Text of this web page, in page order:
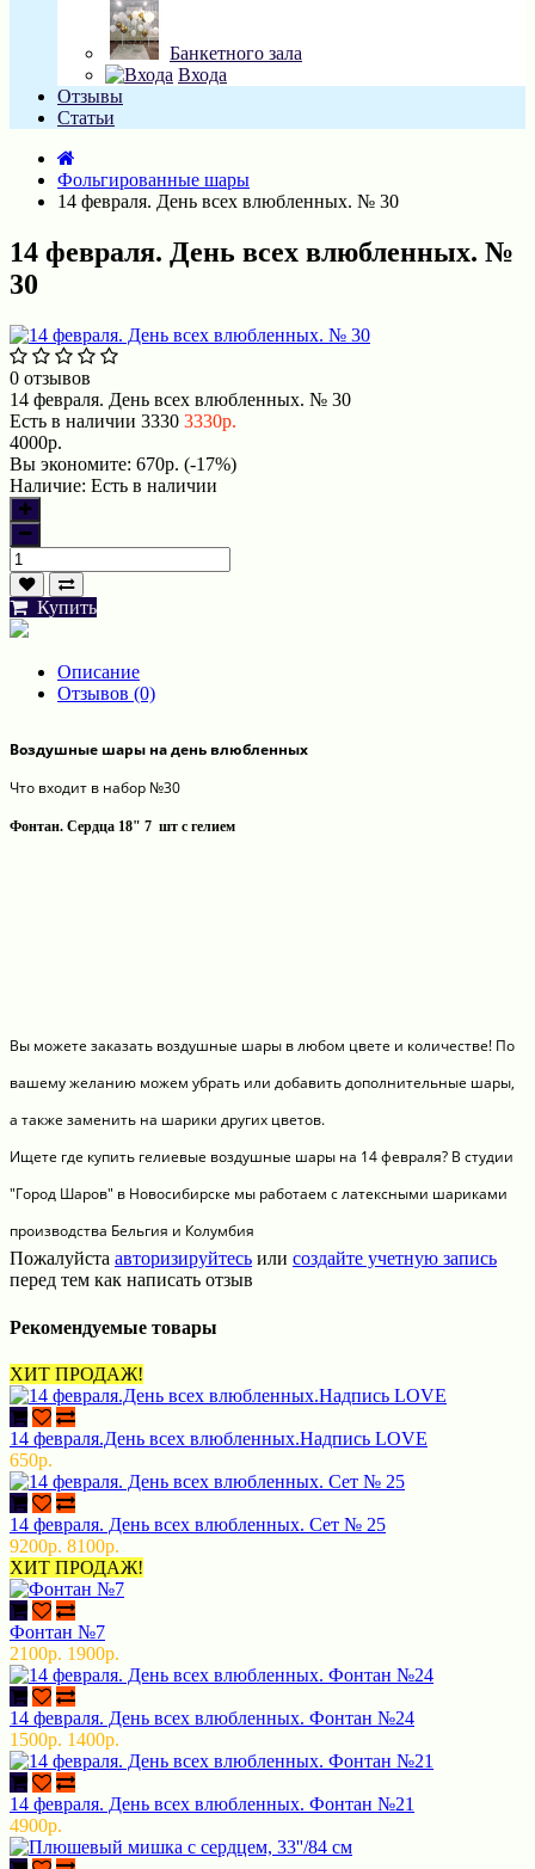
Банкетного зала
Входа
Отзывы
Статьи
Фольгированные шары
14 февраля. День всех влюбленных. № 30
14 февраля. День всех влюбленных. №
30
0 отзывов
14 февраля. День всех влюбленных. № 30
Есть в наличии 3330 3330р.
4000р.
Вы экономите: 670р. (-17%)
Наличие: Есть в наличии
Купить
Описание
Отзывов (0)
Воздушные шары на день влюбленных
Что входит в набор №30
Фонтан. Сердца 18" 7 шт с гелием
Вы можете заказать воздушные шары в любом цвете и количестве! По
вашему желанию можем убрать или добавить дополнительные шары,
а также заменить на шарики других цветов.
Ищете где купить гелиевые воздушные шары на 14 февраля? В студии
"Город Шаров" в Новосибирске мы работаем с латексными шариками
производства Бельгия и Колумбия
Пожалуйста авторизируйтесь или создайте учетную запись
перед тем как написать отзыв
Рекомендуемые товары
ХИТ ПРОДАЖ!
14 февраля.День всех влюбленных.Надпись LOVE
650р.
14 февраля. День всех влюбленных. Сет № 25
9200р. 8100р.
ХИТ ПРОДАЖ!
Фонтан №7
2100р. 1900р.
14 февраля. День всех влюбленных. Фонтан №24
1500р. 1400р.
14 февраля. День всех влюбленных. Фонтан №21
4900р.